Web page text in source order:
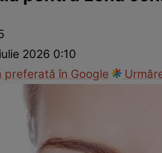
Click!
2026 0:10
în Google